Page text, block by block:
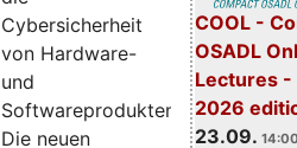
COOL -
OSADL
Lectures -
2026
23.09.
Cybersicherheit
von Hardware-
und
Softwareprodukten.
Die neuen